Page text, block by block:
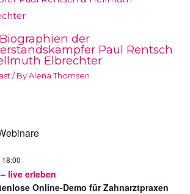
der
Paul Rentsch
Elbrechter
/ By Alena Thomsen
18:00
live erleben
Online-Demo für Zahnarztpraxen